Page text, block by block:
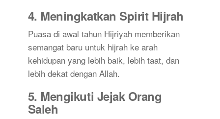
4. Meningkatkan Spirit Hijrah
Puasa di awal tahun Hijriyah memberikan
semangat baru untuk hijrah ke arah
kehidupan yang lebih baik, lebih taat, dan
lebih dekat dengan Allah.
5. Mengikuti Jejak Orang
Saleh